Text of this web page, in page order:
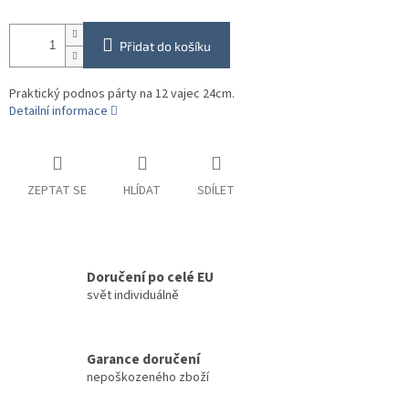
Přidat do košíku
Praktický podnos párty na 12 vajec 24cm.
Detailní informace
ZEPTAT SE HLÍDAT SDÍLET
Doručení po celé EU
svět individuálně
Garance doručení
nepoškozeného zboží